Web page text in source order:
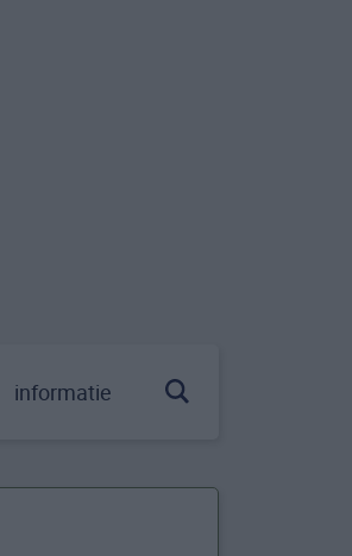
informatie